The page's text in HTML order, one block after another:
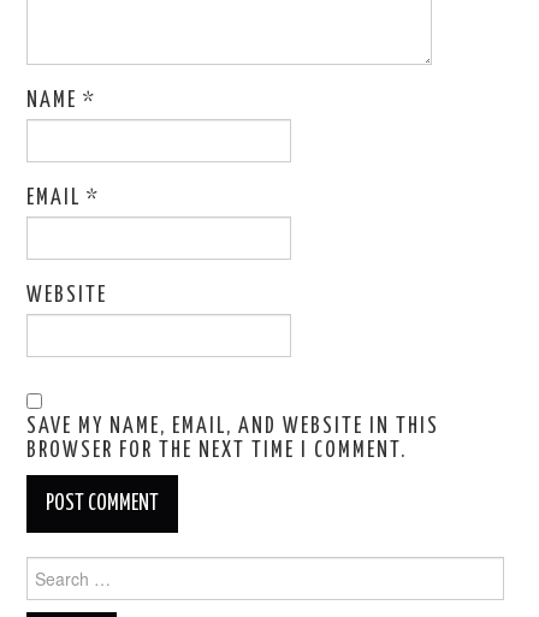
NAME*
EMAIL*
WEBSITE
SAVE MY NAME, EMAIL, AND WEBSITE IN THIS
BROWSER FOR THE NEXT TIME I COMMENT.
for: